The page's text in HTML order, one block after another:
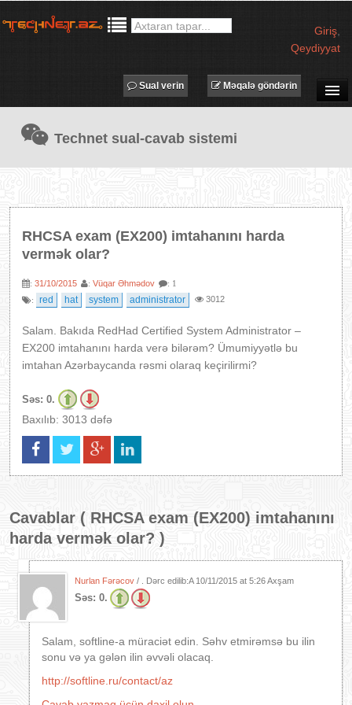
Giriş
Qeydiyyat
TECHNET TV
MƏQALƏLƏR
PROQRAMLAR
IT LÜĞƏT
Məqalə göndərin
Sual verin
Technet sual-cavab sistemi
RHCSA exam (EX200) imtahanını harda
vermək olar?
: 31/10/2015 : Vüqar Əhmədov
: 1
:
red hat system administrator 3012
Salam. Bakıda RedHad Certified System Administrator –
EX200 imtahanını harda verə bilərəm? Ümumiyyətlə bu
imtahan Azərbaycanda rəsmi olaraq keçirilirmi?
Səs: 0.
Baxılıb: 3013 dəfə
Cavablar ( RHCSA exam (EX200) imtahanını
harda vermək olar? )
Nurlan Fərəcov / . Dərc edilib:A 10/11/2015 at 5:26 Axşam
Səs: 0.
Salam, softline-a müraciət edin. Səhv etmirəmsə bu ilin
sonu və ya gələn ilin əvvəli olacaq.
http://softline.ru/contact/az